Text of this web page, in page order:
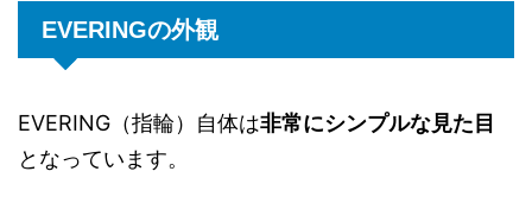
EVERINGの外観
EVERING（指輪）自体は非常にシンプルな見た目
となっています。